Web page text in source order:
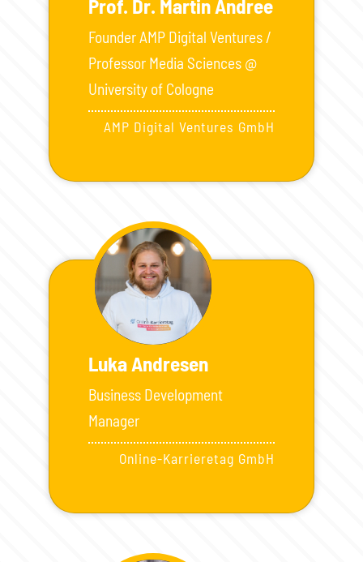
Prof. Dr. Martin Andree
Founder AMP Digital Ventures /
Professor Media Sciences @
University of Cologne
AMP Digital Ventures GmbH
Luka Andresen
Business Development
Manager
Online-Karrieretag GmbH